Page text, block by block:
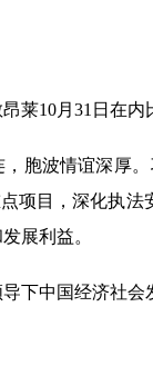
莱10月31日在内
胞波情谊深厚
项目，深化执
展利益。
下中国经济社